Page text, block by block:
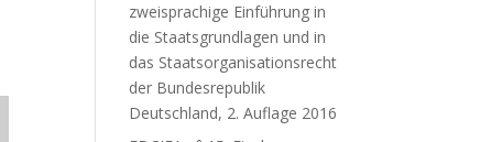
zweisprachige Einführung in
die Staatsgrundlagen und in
das Staatsorganisationsrecht
der Bundesrepublik
Deutschland, 2. Auflage 2016